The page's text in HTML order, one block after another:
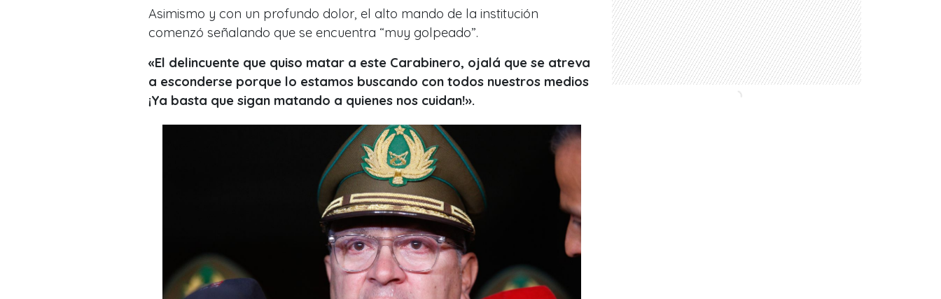
Asimismo y con un profundo dolor, el alto mando de la institución
comenzó señalando que se encuentra “muy golpeado”.
«El delincuente que quiso matar a este Carabinero, ojalá que se atreva
a esconderse porque lo estamos buscando con todos nuestros medios
¡Ya basta que sigan matando a quienes nos cuidan!».